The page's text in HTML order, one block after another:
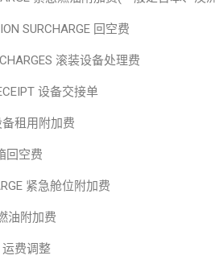
SURCHARGE 回空费
滚装设备处理费
设备交接单
备租用附加费
回空费
紧急舱位附加费
油附加费
运费调整